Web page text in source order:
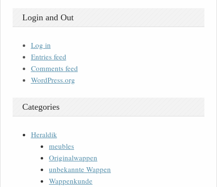
Login and Out
Log in
Entries feed
Comments feed
WordPress.org
Categories
Heraldik
meubles
Originalwappen
unbekannte Wappen
Wappenkunde